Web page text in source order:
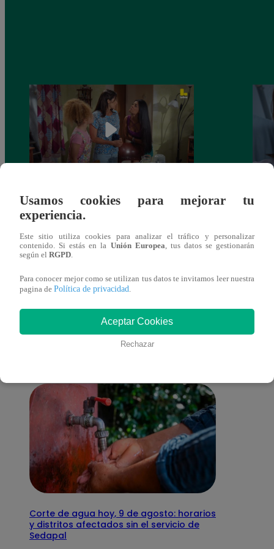
Valentina Valiente capítulo 44: Kathy y
Jenny atan cabos sobre la relación entre
También te puede
interesar
Corte de agua hoy, 9 de agosto: horarios
y distritos afectados sin el servicio de
Sedapal
Usamos cookies para mejorar tu
experiencia.
Este sitio utiliza cookies para analizar el tráfico y personalizar
contenido. Si estás en la Unión Europea, tus datos se gestionarán
según el RGPD.
Para conocer mejor como se utilizan tus datos te invitamos leer nuestra
pagina de Política de privacidad.
Aceptar Cookies
Rechazar